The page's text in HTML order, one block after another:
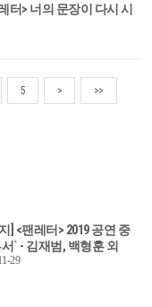
터> 너의 문장이 다시 시
5 > >>
] <팬레터> 2019 공연 중
` - 김재범, 백형훈 외
29